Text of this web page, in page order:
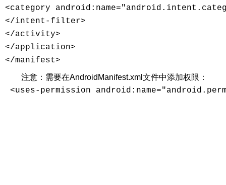
<category
</intent-filter>
</activity>
</application>
</manifest>
注意：需要在AndroidManifest.xml文件中添加权限：
<uses-permission